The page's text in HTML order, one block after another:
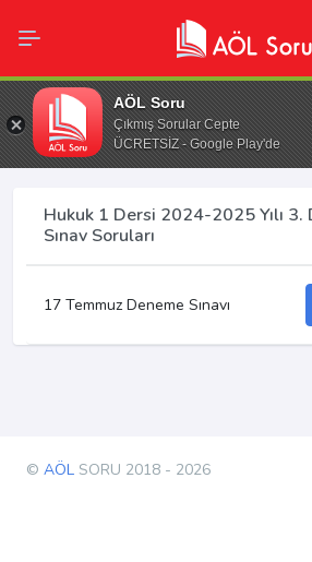
AÖL Soru
Çıkmış Sorular Cepte
ÜCRETSİZ - Google Play'de
Hukuk 1 Dersi 2024-2025 Yılı 3.
Sınav Soruları
17 Temmuz Deneme Sınavı
© AÖL SORU 2018 - 2026